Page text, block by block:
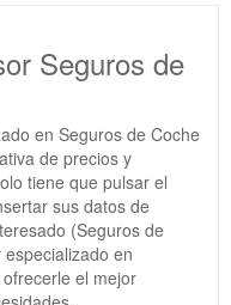
Seguros de
en Seguros de Coche
de precios y
tiene que pulsar el
sus datos de
(Seguros de
en
el mejor